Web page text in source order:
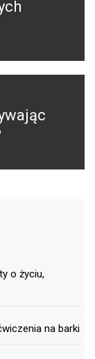
o życiu,
na barki